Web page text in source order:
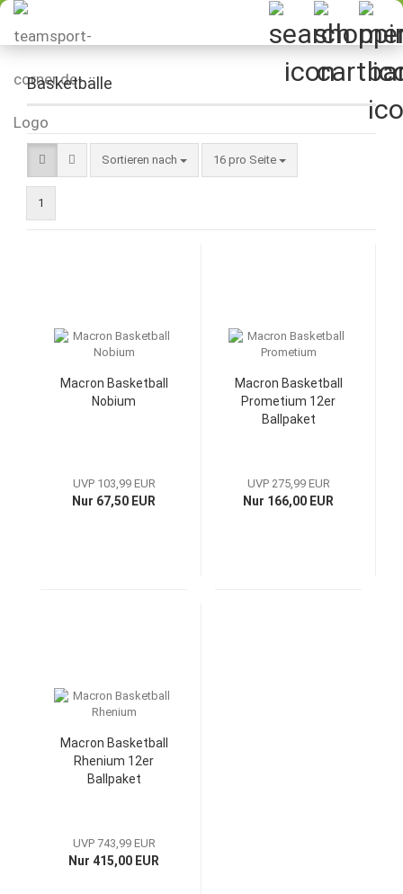
Basketbälle
Sortieren nach
Sortieren nach 16 pro Seite
pro Seite
1
Macron Basketball
Nobium
UVP 103,99 EUR
Nur 67,50 EUR
Macron Basketball
Prometium 12er
Ballpaket
UVP 275,99 EUR
Nur 166,00 EUR
Macron Basketball
Rhenium 12er
Ballpaket
UVP 743,99 EUR
Nur 415,00 EUR